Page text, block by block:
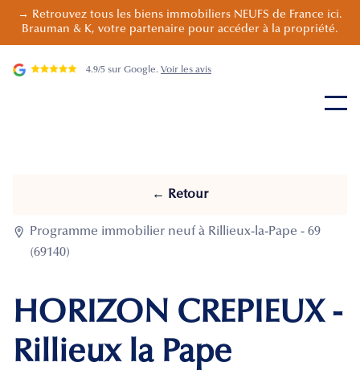
→ Retrouvez tous les biens immobiliers NEUFS de France ici.
Brauman & K, votre partenaire pour accéder à la propriété.
4.9/5 sur Google. Voir les avis
← Retour

Programme immobilier neuf à Rillieux-la-Pape - 69
(69140)
HORIZON CREPIEUX -
Rillieux la Pape